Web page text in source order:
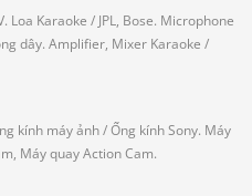
Loa Karaoke / JPL, Bose. Microphone
dây. Amplifier, Mixer Karaoke /
kính máy ảnh / Ống kính Sony. Máy
Máy quay Action Cam.